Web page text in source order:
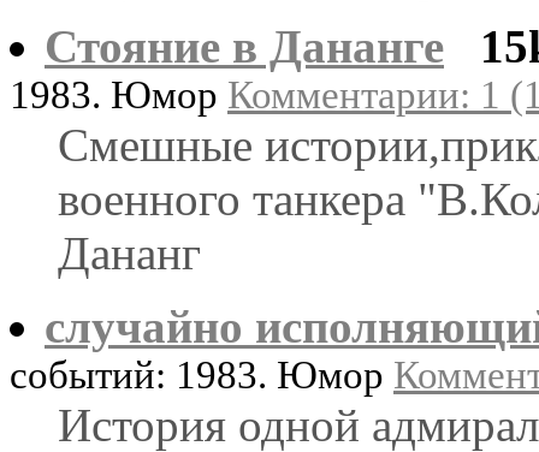
Стояние в Дананге
1983. Юмор Комментарии: 1
Смешные
военного танкера
Дананг
случайно
событий: 1983. Юмор
История одной